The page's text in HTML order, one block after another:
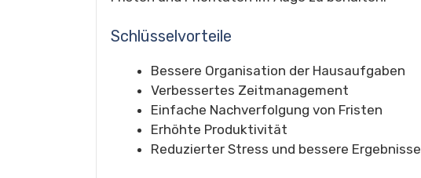
Schlüsselvorteile
Bessere Organisation der Hausaufgaben
Verbessertes Zeitmanagement
Einfache Nachverfolgung von Fristen
Erhöhte Produktivität
Reduzierter Stress und bessere Ergebnisse